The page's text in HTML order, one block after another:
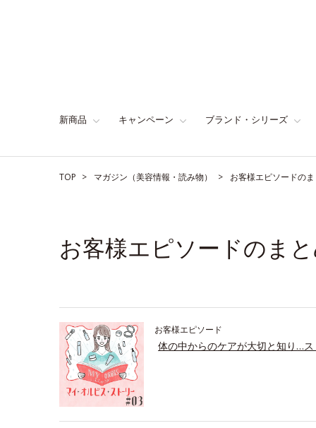
新商品 キャンペーン ブランド・シリーズ
TOP マガジン（美容情報・読み物） お客様エピソードの
お客様エピソードのま
お客様エピソード
体の中からのケアが大切と知り…